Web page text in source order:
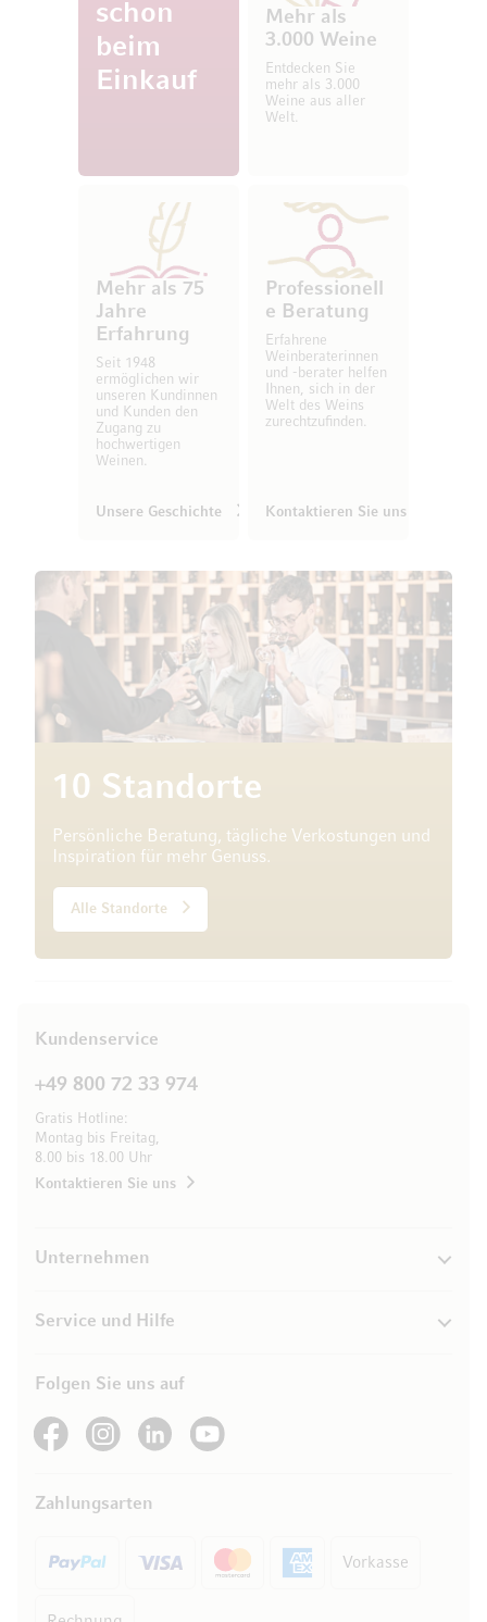
schon
beim
Einkauf
Mehr als
3.000 Weine
Entdecken Sie
mehr als 3.000
Weine aus aller
Welt.
Mehr als 75
Jahre
Erfahrung
Seit 1948
ermöglichen wir
unseren Kundinnen
und Kunden den
Zugang zu
hochwertigen
Weinen.
Unsere Geschichte
Professionell
e Beratung
Erfahrene
Weinberaterinnen
und -berater helfen
Ihnen, sich in der
Welt des Weins
zurechtzufinden.
Kontaktieren Sie uns
10 Standorte
Persönliche Beratung, tägliche Verkostungen und
Inspiration für mehr Genuss.
Alle Standorte
Kundenservice
+49 800 72 33 974
Gratis Hotline:
Montag bis Freitag,
8.00 bis 18.00 Uhr
Kontaktieren Sie uns
Unternehmen
Service und Hilfe
Folgen Sie uns auf
See our FacebookSee our Instagram account
See our LinkedInSee our YouTube channel
Zahlungsarten
Vorkasse